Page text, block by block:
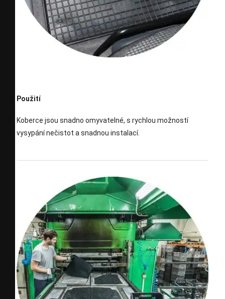
Použití
Koberce jsou snadno omyvatelné, s rychlou možností
vysypání nečistot a snadnou instalací.